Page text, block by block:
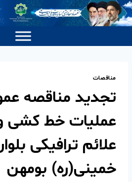
مناقصات
تجدید مناقصه
عملیات خط کشی
علائم ترافیکی
خمینی(ره) بومهن